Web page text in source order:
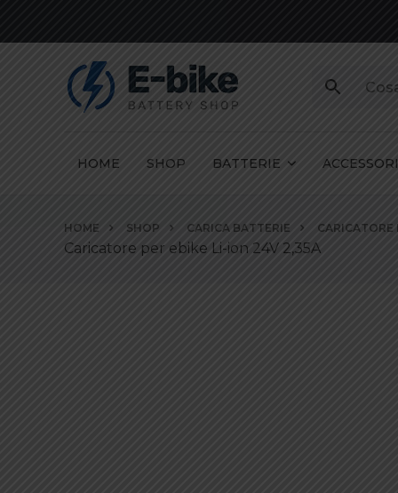
contenuti
HOME SHOP BATTERIE ACCESSORI
HOME SHOP CARICA BATTERIE CARICATORE
Caricatore per ebike Li-ion 24V 2,35A